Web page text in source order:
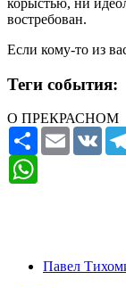
востребован.
Если кому-то из
Теги события:
О ПРЕКРАСНОМ
РесурсEmail VK
Павел